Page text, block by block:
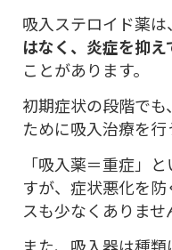
吸入ステロイド薬は、
はなく、炎症を抑
ことがあります。
初期症状の段階で
ために吸入治療を行
「吸入薬＝重症」
すが、症状悪化を
スも少なくありませ
また、吸入器は種